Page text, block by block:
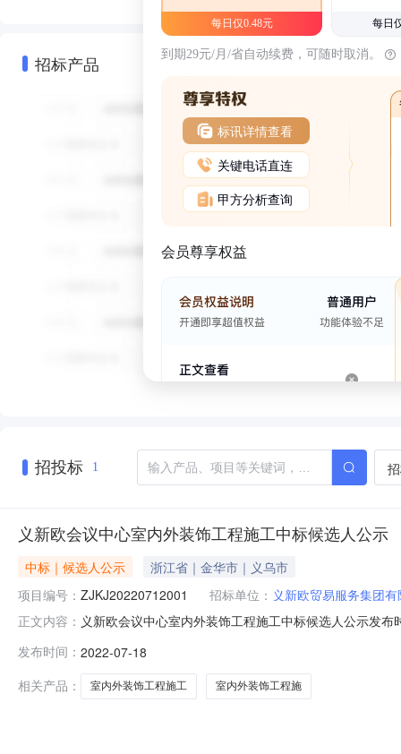
招标产品
每日仅0.48元 每日
到期29元/月/省自动续费，可随时取消。
标讯详情查看
关键电话直连
甲方分析查询
会员尊享权益
招投标 1
义新欧会议中心室内外装饰工程施工中标候选人公示
中标｜候选人公示
浙江省｜金华市｜义乌市
项目编号： ZJKJ20220712001 招标单位： 义新欧贸易服务集团
正文内容： 义新欧会议中心室内外装饰工程施工中标候选人公示发
日至2022年7月21日工程编号ZJKJ20220712001工程名
发布时间： 2022-07-18
相关产品：
室内外装饰工程施工 室内外装饰工程施